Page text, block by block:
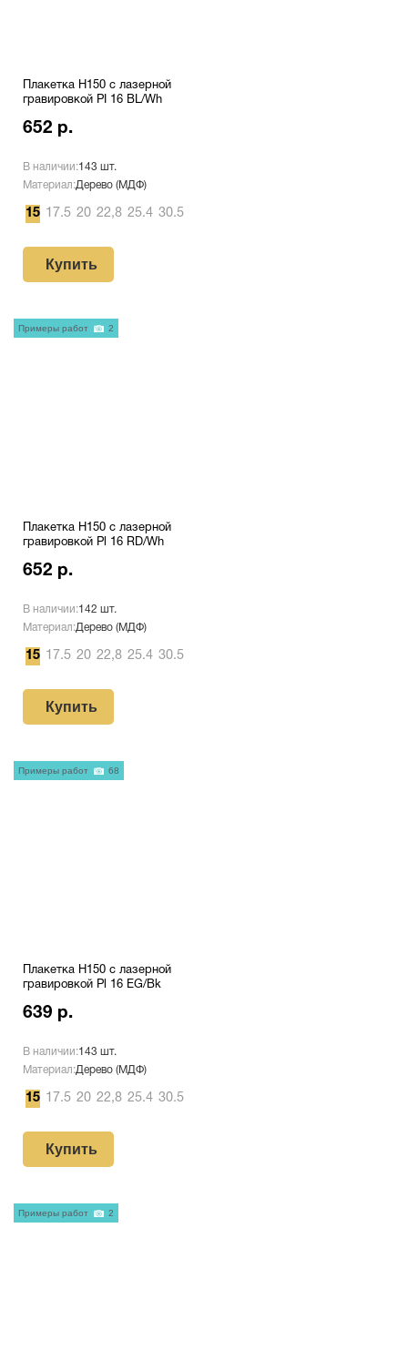
Плакетка H150 с лазерной
гравировкой PI 16 BL/Wh
652 р.
В наличии:143 шт.
Материал:Дерево (МДФ)
15 17.5 20 22,8 25.4 30.5
Купить
Плакетка H150 с лазерной
гравировкой Pl 16 RD/Wh
652 р.
В наличии:142 шт.
Материал:Дерево (МДФ)
15 17.5 20 22,8 25.4 30.5
Купить
Примеры работ 2
Плакетка H150 с лазерной
гравировкой Pl 16 EG/Bk
639 р.
В наличии:143 шт.
Материал:Дерево (МДФ)
15 17.5 20 22,8 25.4 30.5
Купить
Примеры работ 68
Примеры работ 2